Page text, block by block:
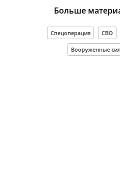
Больше
Спецоперация СВО
Вооруженные